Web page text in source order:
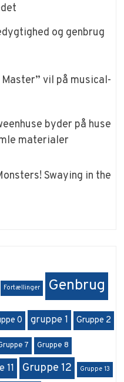
og genbrug
vil på musical-
byder på huse
materialer
Swaying in the
Fortællinger Genbrug
0 gruppe 1 Gruppe 2
7 Gruppe 8
11 Gruppe 12 Gruppe 13